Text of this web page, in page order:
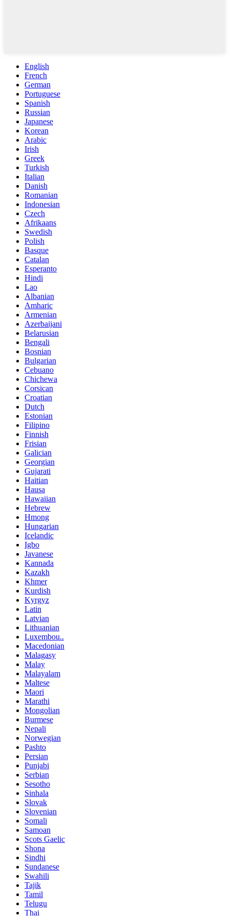
English
French
German
Portuguese
Spanish
Russian
Japanese
Korean
Arabic
Irish
Greek
Turkish
Italian
Danish
Romanian
Indonesian
Czech
Afrikaans
Swedish
Polish
Basque
Catalan
Esperanto
Hindi
Lao
Albanian
Amharic
Armenian
Azerbaijani
Belarusian
Bengali
Bosnian
Bulgarian
Cebuano
Chichewa
Corsican
Croatian
Dutch
Estonian
Filipino
Finnish
Frisian
Galician
Georgian
Gujarati
Haitian
Hausa
Hawaiian
Hebrew
Hmong
Hungarian
Icelandic
Igbo
Javanese
Kannada
Kazakh
Khmer
Kurdish
Kyrgyz
Latin
Latvian
Lithuanian
Luxembou..
Macedonian
Malagasy
Malay
Malayalam
Maltese
Maori
Marathi
Mongolian
Burmese
Nepali
Norwegian
Pashto
Persian
Punjabi
Serbian
Sesotho
Sinhala
Slovak
Slovenian
Somali
Samoan
Scots Gaelic
Shona
Sindhi
Sundanese
Swahili
Tajik
Tamil
Telugu
Thai